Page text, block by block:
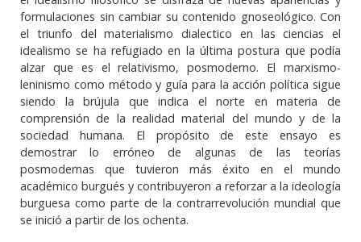
formulaciones sin cambiar su contenido gnoseológico. Con
el triunfo del materialismo dialectico en las ciencias el
idealismo se ha refugiado en la última postura que podía
alzar que es el relativismo, posmoderno. El marxismo-
leninismo como método y guía para la acción política sigue
siendo la brújula que indica el norte en materia de
comprensión de la realidad material del mundo y de la
sociedad humana. El propósito de este ensayo es
demostrar lo erróneo de algunas de las teorías
posmodernas que tuvieron más éxito en el mundo
académico burgués y contribuyeron a reforzar a la ideología
burguesa como parte de la contrarrevolución mundial que
se inició a partir de los ochenta.